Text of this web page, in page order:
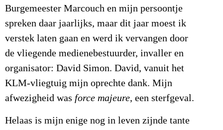
Burgemeester Marcouch en mijn persoontje
spreken daar jaarlijks, maar dit jaar moest ik
verstek laten gaan en werd ik vervangen door
de vliegende medienebestuurder, invaller en
organisator: David Simon. David, vanuit het
KLM-vliegtuig mijn oprechte dank. Mijn
afwezigheid was force majeure, een sterfgeval.
Helaas is mijn enige nog in leven zijnde tante